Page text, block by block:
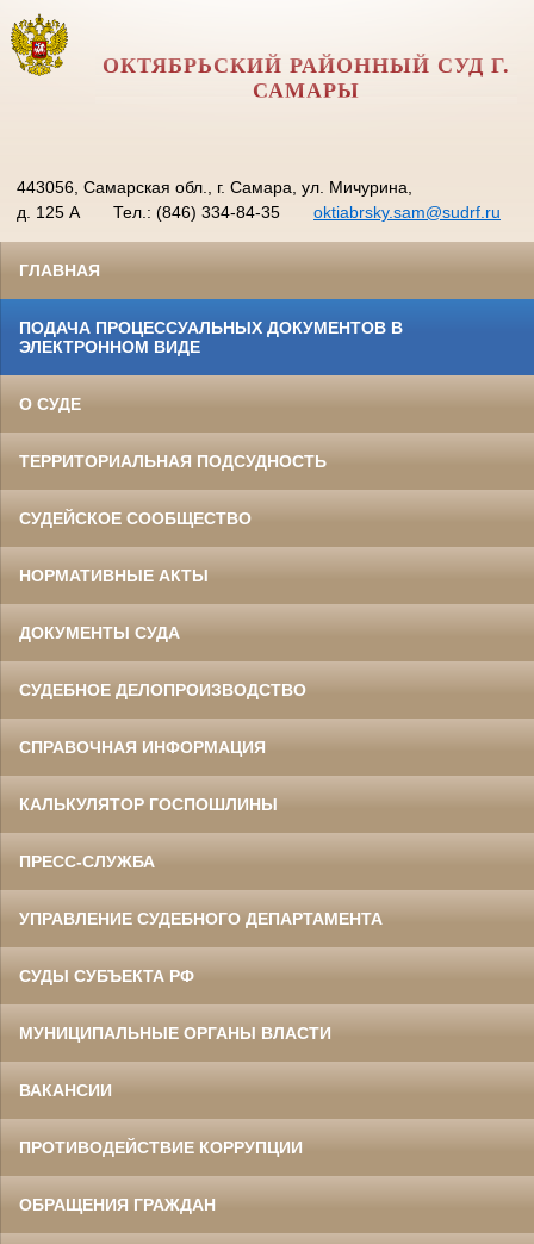
ОКТЯБРЬСКИЙ РАЙОННЫЙ СУД Г.
САМАРЫ
443056, Самарская обл., г. Самара, ул. Мичурина,
д. 125 А
Тел.: (846) 334-84-35 oktiabrsky.sam@sudrf.ru
ГЛАВНАЯ
ПОДАЧА ПРОЦЕССУАЛЬНЫХ ДОКУМЕНТОВ В
ЭЛЕКТРОННОМ ВИДЕ
О СУДЕ
ТЕРРИТОРИАЛЬНАЯ ПОДСУДНОСТЬ
СУДЕЙСКОЕ СООБЩЕСТВО
НОРМАТИВНЫЕ АКТЫ
ДОКУМЕНТЫ СУДА
СУДЕБНОЕ ДЕЛОПРОИЗВОДСТВО
СПРАВОЧНАЯ ИНФОРМАЦИЯ
КАЛЬКУЛЯТОР ГОСПОШЛИНЫ
ПРЕСС-СЛУЖБА
УПРАВЛЕНИЕ СУДЕБНОГО ДЕПАРТАМЕНТА
СУДЫ СУБЪЕКТА РФ
МУНИЦИПАЛЬНЫЕ ОРГАНЫ ВЛАСТИ
ВАКАНСИИ
ПРОТИВОДЕЙСТВИЕ КОРРУПЦИИ
ОБРАЩЕНИЯ ГРАЖДАН